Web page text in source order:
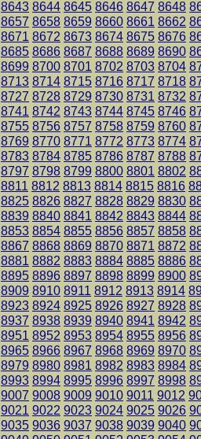
8643 8644 8645 8646 8647 8648
8657 8658 8659 8660 8661 8662
8671 8672 8673 8674 8675 8676
8685 8686 8687 8688 8689 8690
8699 8700 8701 8702 8703 8704
8713 8714 8715 8716 8717 8718
8727 8728 8729 8730 8731 8732
8741 8742 8743 8744 8745 8746
8755 8756 8757 8758 8759 8760
8769 8770 8771 8772 8773 8774
8783 8784 8785 8786 8787 8788
8797 8798 8799 8800 8801 8802
8811 8812 8813 8814 8815 8816
8825 8826 8827 8828 8829 8830
8839 8840 8841 8842 8843 8844
8853 8854 8855 8856 8857 8858
8867 8868 8869 8870 8871 8872
8881 8882 8883 8884 8885 8886
8895 8896 8897 8898 8899 8900
8909 8910 8911 8912 8913 8914
8923 8924 8925 8926 8927 8928
8937 8938 8939 8940 8941 8942
8951 8952 8953 8954 8955 8956
8965 8966 8967 8968 8969 8970
8979 8980 8981 8982 8983 8984
8993 8994 8995 8996 8997 8998
9007 9008 9009 9010 9011 9012
9021 9022 9023 9024 9025 9026
9035 9036 9037 9038 9039 9040